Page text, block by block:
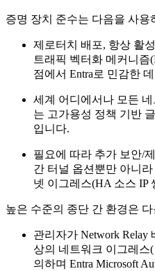
증명 장치 준수는 다음을 사용
제로터치 배포, 항상 활
트래픽 벡터화 메커니즘
점에서 Entra로 민감한
세계 어디에서나 모든
는 고가용성 정책 기반
입니다.
필요에 따라 추가 보안/
간 터널 옵션뿐만 아니
넷 이그레스(HA 소스 IP
높은 수준의 종단 간 환경은
관리자가 Network Relay
상의 네트워크 이그레스(
의하며 Entra Microsoft